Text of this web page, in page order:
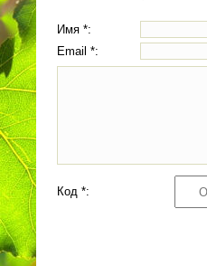
Имя *:
Email *:
Код *: